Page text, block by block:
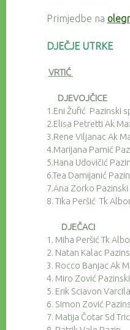
Primjedbe na
DJEČJE UTRKE
VRTIĆ
DJEVOJČICE
1.Eni Žufić Pazinski
2.Elisa Petretti Ak
3.Rene Viljanac Ak
4.Marijana Pamić
5.Hana Udovičić
6.Tea Damijanić
7.Ana Zorko
8. Tika Peršić Tk
DJEČACI
1. Miha Peršić Tk
2. Natan Kalac
3. Rocco Banjac Ak
4. Miro Zović
5. Erik Sciavon
6. Simon Zović
7. Matija Čotar Sd